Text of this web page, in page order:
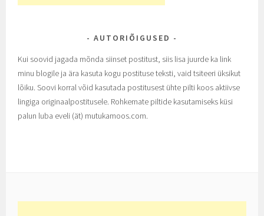
AUTORIÕIGUSED
Kui soovid jagada mõnda siinset postitust, siis lisa juurde ka link
minu blogile ja ära kasuta kogu postituse teksti, vaid tsiteeri üksikut
lõiku. Soovi korral võid kasutada postitusest ühte pilti koos aktiivse
lingiga originaalpostitusele. Rohkemate piltide kasutamiseks küsi
palun luba eveli (ät) mutukamoos.com.